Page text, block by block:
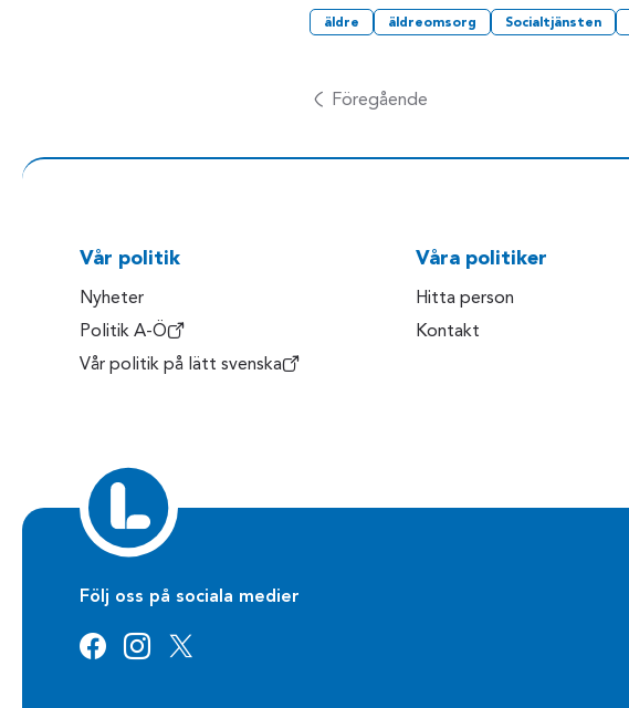
äldre äldreomsorg Socialtjänsten
Föregående
Vår politik
Nyheter
Politik A-Ö
Vår politik på lätt svenska
Våra politiker
Hitta person
Kontakt
Följ oss på sociala medier